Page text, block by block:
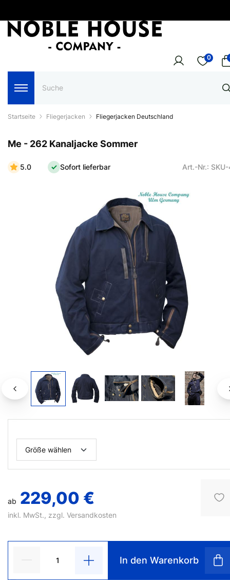
0
Startseite Fliegerjacken Fliegerjacken Deutschland
Me - 262 Kanaljacke Sommer
5.0 Sofort lieferbar Art.-Nr.:
ab 229,00 €
inkl. MwSt., zzgl. Versandkosten
In den Warenkorb